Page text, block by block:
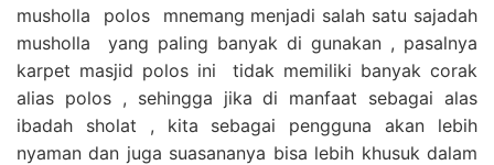
musholla polos mnemang menjadi salah satu sajadah
musholla yang paling banyak di gunakan , pasalnya
karpet masjid polos ini tidak memiliki banyak corak
alias polos , sehingga jika di manfaat sebagai alas
ibadah sholat , kita sebagai pengguna akan lebih
nyaman dan juga suasananya bisa lebih khusuk dalam